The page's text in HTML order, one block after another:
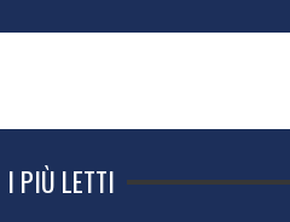
I PIÙ LETTI